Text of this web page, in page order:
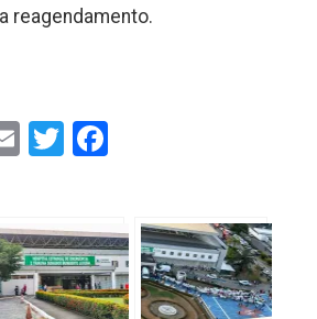
reagendamento.
EmailTwitter